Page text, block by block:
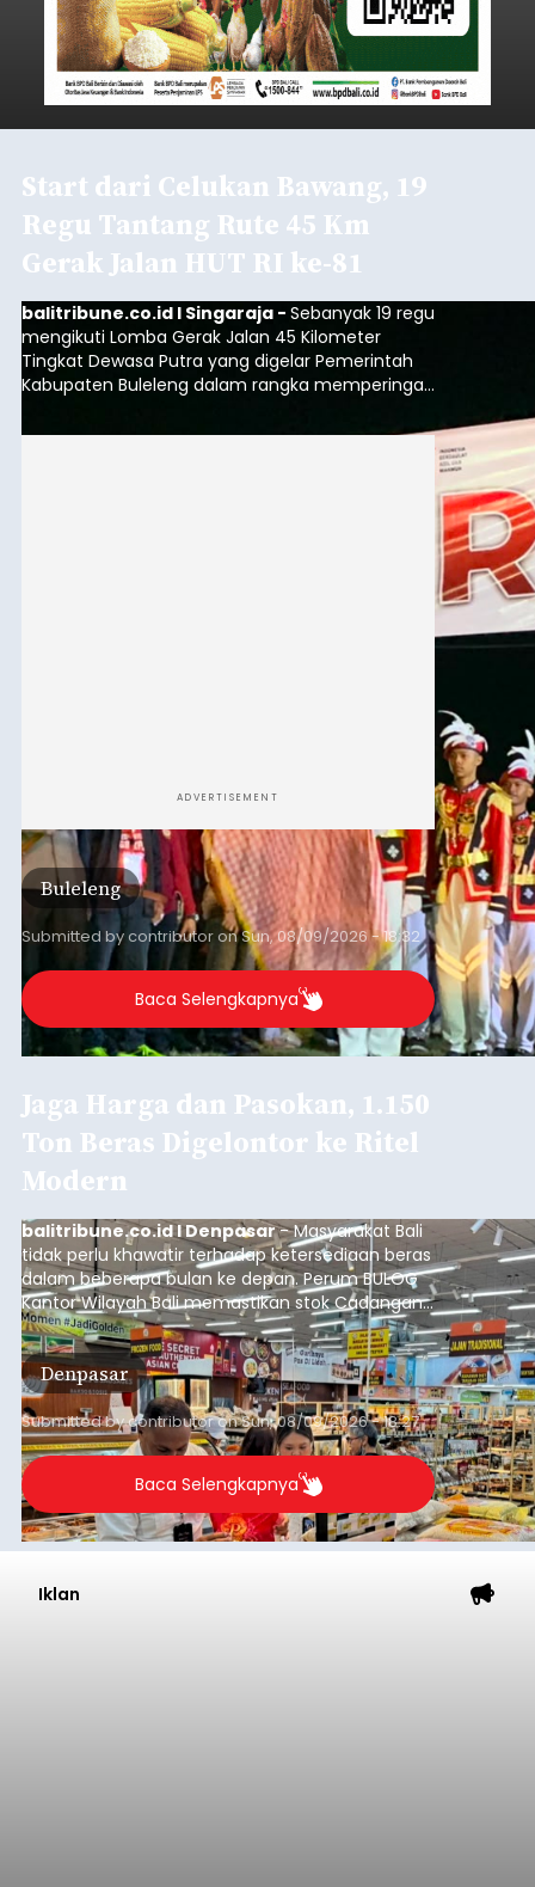
Start dari Celukan Bawang, 19
Regu Tantang Rute 45 Km
Gerak Jalan HUT RI ke-81
balitribune.co.id I Singaraja - Sebanyak 19 regu
mengikuti Lomba Gerak Jalan 45 Kilometer
Tingkat Dewasa Putra yang digelar Pemerintah
Kabupaten Buleleng dalam rangka memperingati
Lomba resmi dimulai dari Lapangan Sepak Bola
ADVERTISEMENT
Buleleng
Submitted bycontributoronSun, 08/09/2026 - 18:32
Baca Selengkapnya
Jaga Harga dan Pasokan, 1.150
Ton Beras Digelontor ke Ritel
Modern
balitribune.co.id I Denpasar- Masyarakat Bali
tidak perlu khawatir terhadap ketersediaan beras
dalam beberapa bulan ke depan. Perum BULOG
Kantor Wilayah Bali memastikan stok Cadangan
Beras Pemerintah (CBP) masih dalam kondisi
aman, bahkan diproyeksikan mampu memenuhi
kebutuhan masyarakat hingga sekitar 10 bulan.
Denpasar
Submitted bycontributoronSun, 08/09/2026 - 18:27
Baca Selengkapnya
Iklan